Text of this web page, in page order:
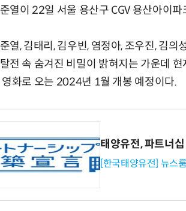
열이 22일 서울 용산구 CGV 용산아이
열, 김태리, 김우빈, 염정아, 조우진, 김
전 속 숨겨진 비밀이 밝혀지는 가운데
영화로 오는 2024년 1월 개봉 예정이다.
태양유전, 파트너
[한국태양유전] 뉴스